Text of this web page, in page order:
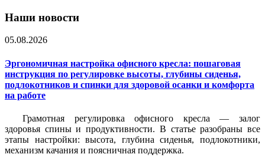
Наши новости
05.08.2026
Эргономичная настройка офисного кресла: пошаговая
инструкция по регулировке высоты, глубины сиденья,
подлокотников и спинки для здоровой осанки и комфорта
на работе
Грамотная регулировка офисного кресла — залог
здоровья спины и продуктивности. В статье разобраны все
этапы настройки: высота, глубина сиденья, подлокотники,
механизм качания и поясничная поддержка.